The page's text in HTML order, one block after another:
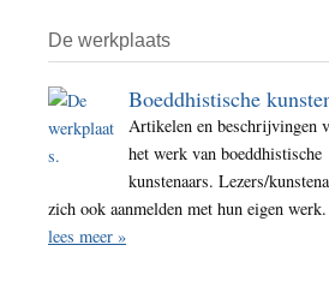
De werkplaats
Boeddhistische
Artikelen en beschrijvingen
het werk van boeddhistische
kunstenaars. Lezers/
zich ook aanmelden met hun eigen werk.
lees meer »